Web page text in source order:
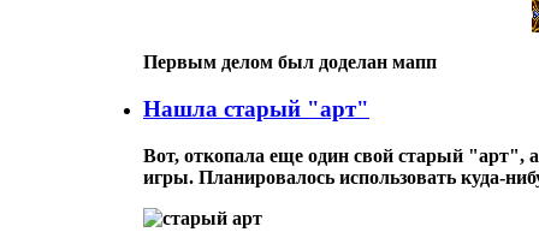
Первым делом был доделан мапп
Нашла старый "арт"
Вот, откопала еще один свой старый "арт",
игры. Планировалось использовать куда-